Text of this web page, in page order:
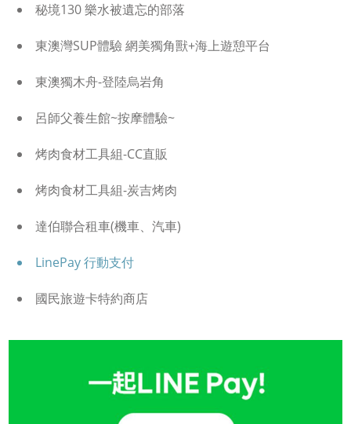
秘境130 樂水被遺忘的部落
東澳灣SUP體驗 網美獨角獸+海上遊憩平台
東澳獨木舟-登陸烏岩角
呂師父養生館~按摩體驗~
烤肉食材工具組-CC直販
烤肉食材工具組-炭吉烤肉
達伯聯合租車(機車、汽車)
LinePay 行動支付
國民旅遊卡特約商店